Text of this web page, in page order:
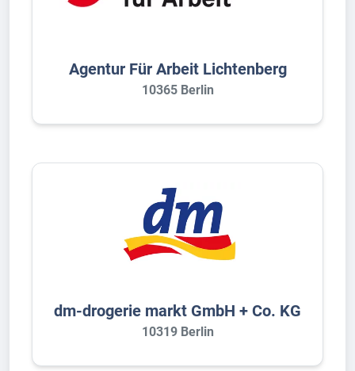
Agentur Für Arbeit Lichtenberg
10365 Berlin
dm-drogerie markt GmbH + Co. KG
10319 Berlin